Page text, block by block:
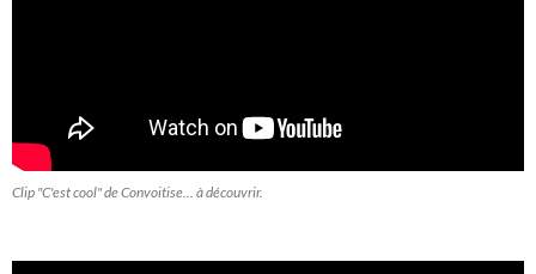
Clip "C'est cool" de Convoitise... à découvrir.